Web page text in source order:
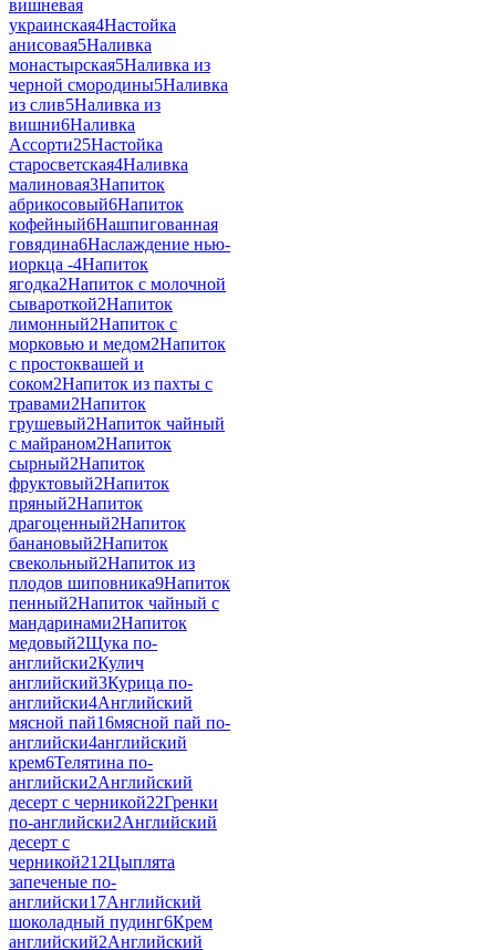
вишневая
украинская4Настойка
анисовая5Наливка
монастырская5Наливка из
черной смородины5Наливка
из слив5Наливка из
вишни6Наливка
Ассорти25Настойка
старосветская4Наливка
малиновая3Напиток
абрикосовый6Напиток
кофейный6Нашпигованная
говядина6Наслаждение нью-
иоркца -4Напиток
ягодка2Напиток с молочной
сывароткой2Напиток
лимонный2Напиток с
морковью и медом2Напиток
с простоквашей и
соком2Напиток из пахты с
травами2Напиток
грушевый2Напиток чайный
с майраном2Напиток
сырный2Напиток
фруктовый2Напиток
пряный2Напиток
драгоценный2Напиток
банановый2Напиток
свекольный2Напиток из
плодов шиповника9Напиток
пенный2Напиток чайный с
мандаринами2Напиток
медовый2Щука по-
английски2Кулич
английский3Курица по-
английски4Английский
мясной пай16мясной пай по-
английски4английский
крем6Телятина по-
английски2Английский
десерт с черникой22Гренки
по-английски2Английский
десерт с
черникой212Цыплята
запеченые по-
английски17Английский
шоколадный пудинг6Крем
английский2Английский